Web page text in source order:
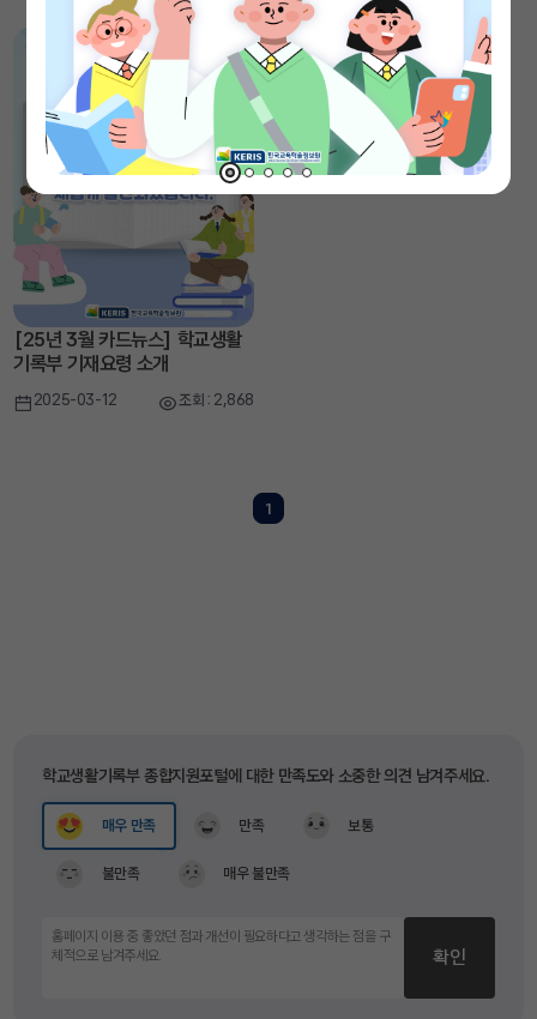
[25년 3월 카드뉴스] 학교생활
기록부 기재요령 소개
2025-03-12 조회 : 2,868
1
학교생활기록부 종합지원포털에 대한 만족도와 소중한 의견 남겨주세요.
매우 만족 만족 보통
불만족 매우 불만족
확인